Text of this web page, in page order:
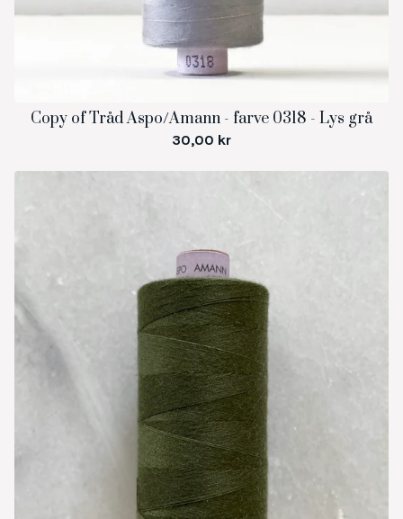
Copy of Tråd Aspo/Amann - farve 0318 - Lys grå
30,00 kr